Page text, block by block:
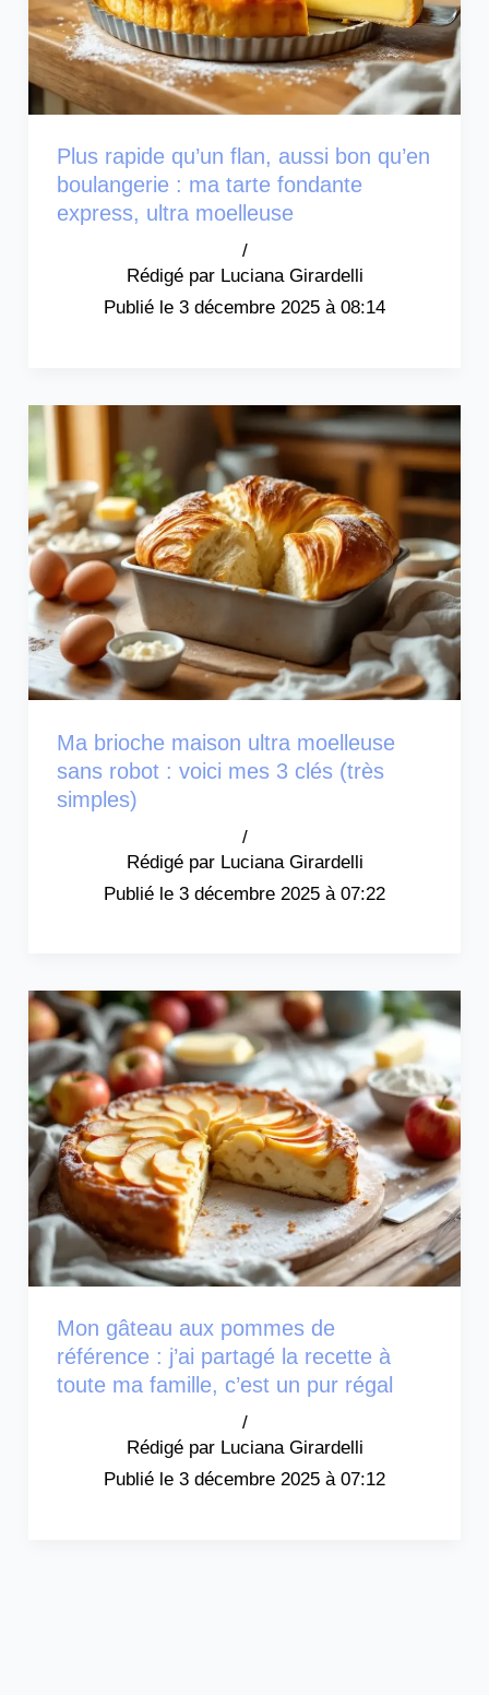
Plus rapide qu’un flan, aussi bon qu’en
boulangerie : ma tarte fondante
express, ultra moelleuse
Luciana Girardelli
/
3 décembre 2025 à 08:14
Ma brioche maison ultra moelleuse
sans robot : voici mes 3 clés (très
simples)
Luciana Girardelli
/
3 décembre 2025 à 07:22
Mon gâteau aux pommes de
référence : j’ai partagé la recette à
toute ma famille, c’est un pur régal
Luciana Girardelli
/
3 décembre 2025 à 07:12